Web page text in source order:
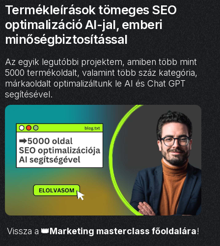
Termékleírások tömeges SEO
optimalizáció AI-jal, emberi
minőségbiztosítással
Az egyik legutóbbi projektem, amiben több mint
5000 termékoldalt, valamint több száz kategória,
márkaoldalt optimalizáltunk le AI és Chat GPT
segítésével.
Vissza a 👑Marketing masterclass főoldalára!